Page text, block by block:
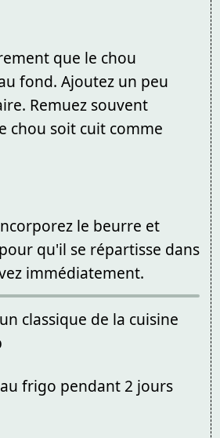
que le chou
fond. Ajoutez un peu
Remuez souvent
chou soit cuit comme
le beurre et
qu'il se répartisse dans
immédiatement.
classique de la cuisine
frigo pendant 2 jours